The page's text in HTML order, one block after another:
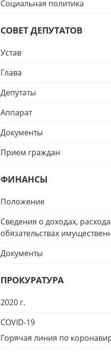
Социальная политика
СОВЕТ ДЕПУТАТОВ
Устав
Глава
Депутаты
Аппарат
Документы
Прием граждан
ФИНАНСЫ
Положение
Сведения о доходах,
обязательствах
Документы
ПРОКУРАТУРА
2020 г.
COVID-19
Горячая линия по